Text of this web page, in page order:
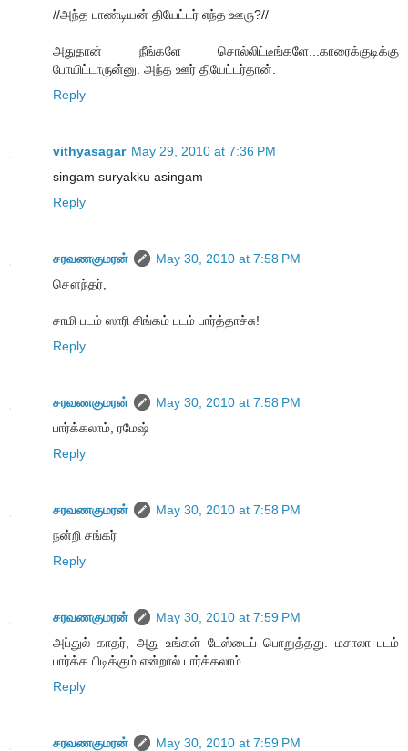
//அந்த பாண்டியன் தியேட்டர் எந்த ஊரு?//
அதுதான் நீங்களே சொல்லிட்டீங்களே...காரைக்குடிக்கு
போயிட்டாருன்னு. அந்த ஊர் தியேட்டர்தான்.
Reply
vithyasagar May 29, 2010 at 7:36 PM
singam suryakku asingam
Reply
சரவணகுமரன்
May 30, 2010 at 7:58 PM
சௌந்தர்,
சாமி படம் ஸாரி சிங்கம் படம் பார்த்தாச்சு!
Reply
சரவணகுமரன்
May 30, 2010 at 7:58 PM
பார்க்கலாம், ரமேஷ்
Reply
சரவணகுமரன்
May 30, 2010 at 7:58 PM
நன்றி சங்கர்
Reply
சரவணகுமரன்
May 30, 2010 at 7:59 PM
அப்துல் காதர், அது உங்கள் டேஸ்டைப் பொறுத்தது. மசாலா படம்
பார்க்க பிடிக்கும் என்றால் பார்க்கலாம்.
Reply
சரவணகுமரன்
May 30, 2010 at 7:59 PM